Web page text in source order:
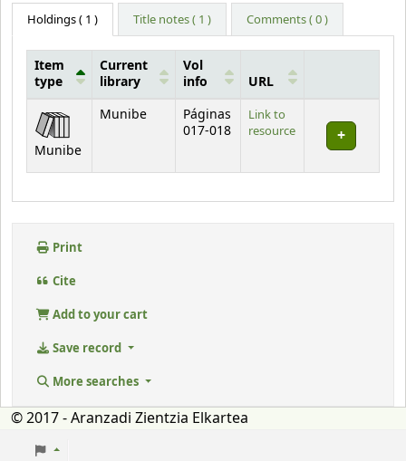
Holdings( 1 ) Title notes ( 1 ) Comments ( 0 )
Holdings
Item
type
Current
library
Vol
info
URL
Munibe
Munibe
Páginas
017-018
Link to
resource
Print
Cite
Add to your cart
Save record
More searches
© 2017 - Aranzadi Zientzia Elkartea